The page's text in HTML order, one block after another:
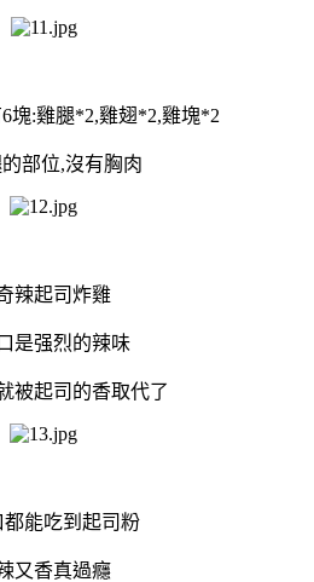
塊:雞腿*2,雞翅*2,雞塊*2
部位,沒有胸肉
辣起司炸雞
是强烈的辣味
被起司的香取代了
都能吃到起司粉
又香真過癮